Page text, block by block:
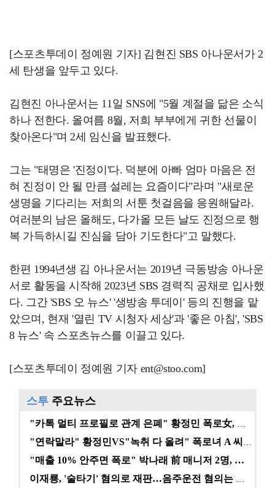
[스포츠투데이 정예원 기자] 김현진 SBS 아나운서가 2
세 탄생을 앞두고 있다.
김현진 아나운서는 11일 SNS에 "5월 계절을 닮은 소식
하나 전한다. 올여름 8월, 저희 부부에게 귀한 선물이
찾아온다"며 2세 임신을 발표했다.
그는 "태명은 '진정이'다. 덕분에 아빠 엄마 마음은 전
혀 진정이 안 될 만큼 설레는 요즘이다"라며 "새로운
생명을 기다리는 저희의 서툰 첫걸음을 응원해달라.
여러분의 남은 올해도, 다가올 모든 날도 진정으로 행
복 가득하시길 진심을 담아 기도한다"고 말했다.
한편 1994년생 김 아나운서는 2019년 극동방송 아나운
서로 활동을 시작해 2023년 SBS 경력직 공채로 입사했
다. 그간 'SBS 오 뉴스' '생방송 투데이' 등의 진행을 맡
았으며, 현재 '열린 TV 시청자 세상'과 '좋은 아침', 'SBS
8 뉴스' 속 스포츠뉴스를 이끌고 있다.
[스포츠투데이 정예원 기자 ent@stoo.com]
스투 주요뉴스
"카톡 멀티 프로필로 관계 은폐" 황정민 폭로女, 문자…
"연락말라" 황정민VS"녹취 다 올려" 폭로녀 A 씨,…
"매출 10% 안주면 폭로" 박나래 前 매니저 2명, …
이재룡, '술타기' 혐의로 재판…음주운전 혐의는 미적용…